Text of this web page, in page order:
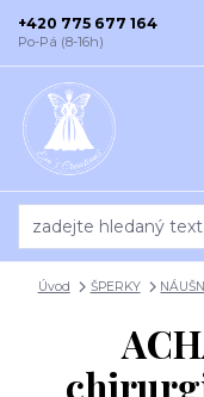
+420 775 677 164
Po-Pá (8-16h)
Úvod ŠPERKY